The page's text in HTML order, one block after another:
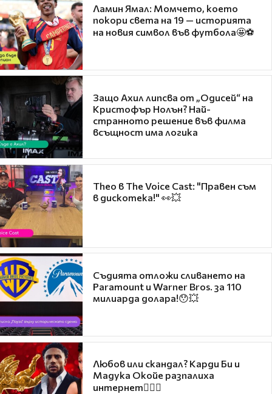
Ламин Ямал: Момчето, което
покори света на 19 — историята
на новия символ във футбола🤩⚽
Защо Ахил липсва от „Одисей“ на
Кристофър Нолън? Най-
странното решение във филма
всъщност има логика
Theo в The Voice Cast: "Правен съм
в дискотека!" 👀💥
Съдията отложи сливането на
Paramount и Warner Bros. за 110
милиарда долара!😯💥
Любов или скандал? Карди Би и
Мадука Окойе разпалиха
интернет❤️‍🔥🔥